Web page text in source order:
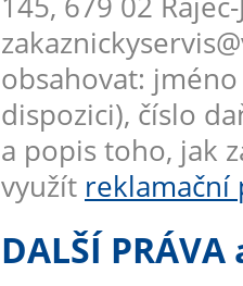
obsahovat:
dispozici), číslo
a popis toho, jak
využít
DALŠÍ